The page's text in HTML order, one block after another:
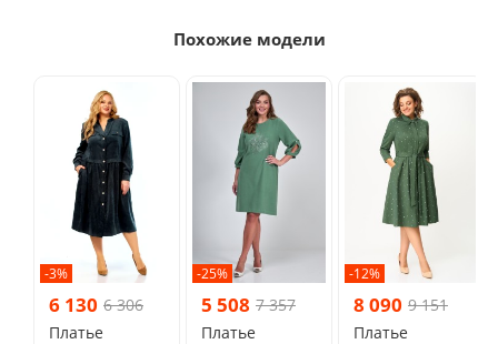
Похожие модели
-3%
6 130 6 306
Платье
-25%
5 508 7 357
Платье
-12%
8 090 9 151
Платье